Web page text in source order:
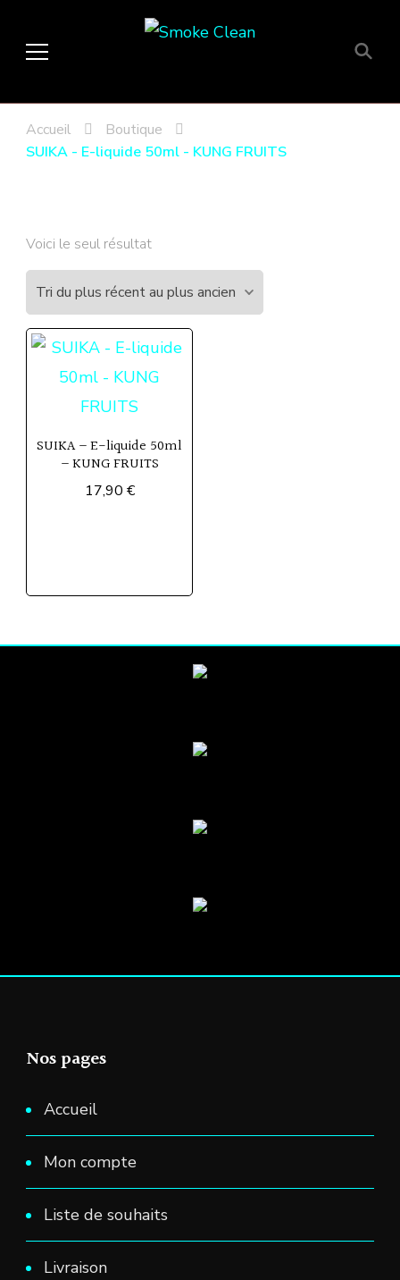
Smoke Clean
Accueil
Boutique
SUIKA - E-liquide 50ml - KUNG FRUITS
Voici le seul résultat
SUIKA – E-liquide 50ml
– KUNG FRUITS
17,90 €
Nos pages
Accueil
Mon compte
Liste de souhaits
Livraison